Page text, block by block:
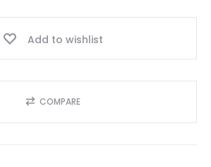
Add to wishlist
COMPARE